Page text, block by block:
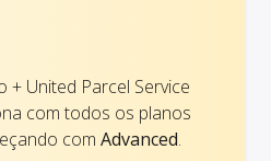
+ United Parcel Service
com todos os planos
com Advanced.